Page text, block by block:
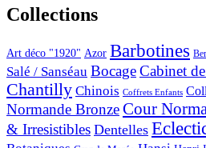
Collections
Art déco "1920" Azor Barbotines
Salé / Sanséau BocageCabinet
Chantilly Chinois Coffrets Enfants
Normande BronzeCour
& Irresistibles Dentelles